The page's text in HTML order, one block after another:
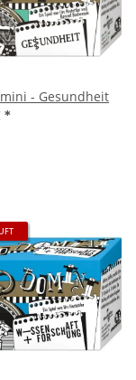
- Gesundheit
*